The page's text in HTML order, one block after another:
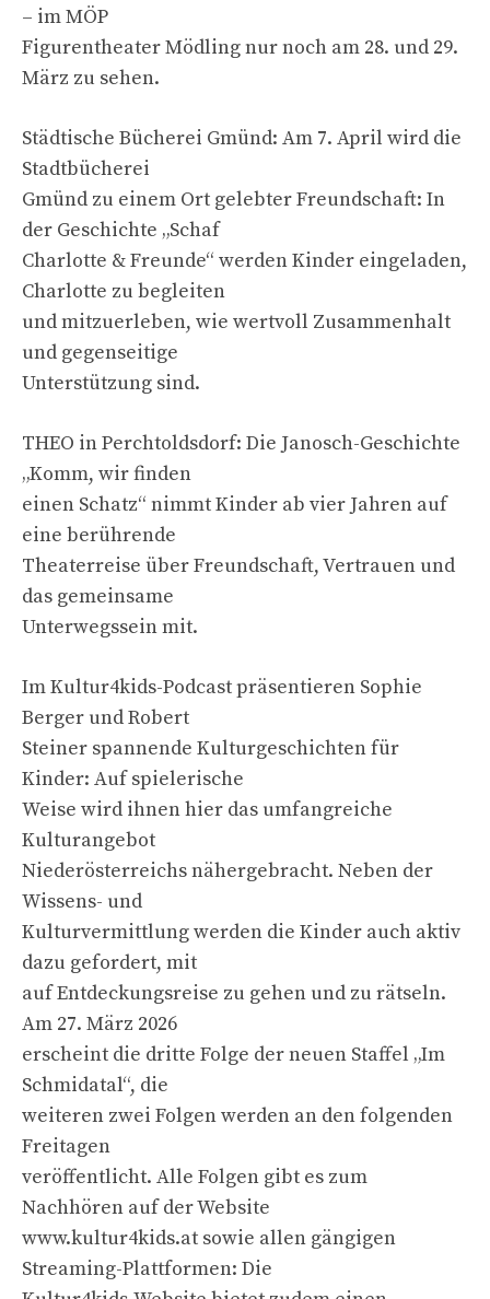
– im MÖP
Figurentheater Mödling nur noch am 28. und 29.
März zu sehen.
Städtische Bücherei Gmünd: Am 7. April wird die
Stadtbücherei
Gmünd zu einem Ort gelebter Freundschaft: In
der Geschichte „Schaf
Charlotte & Freunde“ werden Kinder eingeladen,
Charlotte zu begleiten
und mitzuerleben, wie wertvoll Zusammenhalt
und gegenseitige
Unterstützung sind.
THEO in Perchtoldsdorf: Die Janosch-Geschichte
„Komm, wir finden
einen Schatz“ nimmt Kinder ab vier Jahren auf
eine berührende
Theaterreise über Freundschaft, Vertrauen und
das gemeinsame
Unterwegssein mit.
Im Kultur4kids-Podcast präsentieren Sophie
Berger und Robert
Steiner spannende Kulturgeschichten für
Kinder: Auf spielerische
Weise wird ihnen hier das umfangreiche
Kulturangebot
Niederösterreichs nähergebracht. Neben der
Wissens- und
Kulturvermittlung werden die Kinder auch aktiv
dazu gefordert, mit
auf Entdeckungsreise zu gehen und zu rätseln.
Am 27. März 2026
erscheint die dritte Folge der neuen Staffel „Im
Schmidatal“, die
weiteren zwei Folgen werden an den folgenden
Freitagen
veröffentlicht. Alle Folgen gibt es zum
Nachhören auf der Website
www.kultur4kids.at sowie allen gängigen
Streaming-Plattformen: Die